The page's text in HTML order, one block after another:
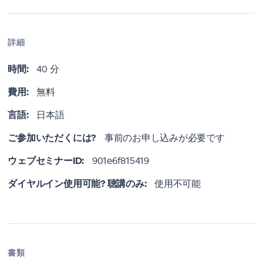
詳細
時間:
40 分
費用:
無料
言語:
日本語
ご参加いただくには?
事前のお申し込みが必要です
ウェブセミナーID:
901e6f815419
ダイヤルイン使用可能? 聴講のみ:
使用不可能
書類